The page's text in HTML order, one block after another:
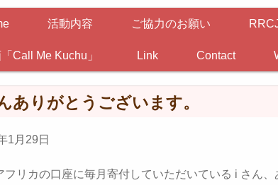
活動内容 ご協力のお願い
Call Me Kuchu」 Link Contact
ありがとうございます。
1月29日
フリカの口座に毎月寄付していただいている i さん